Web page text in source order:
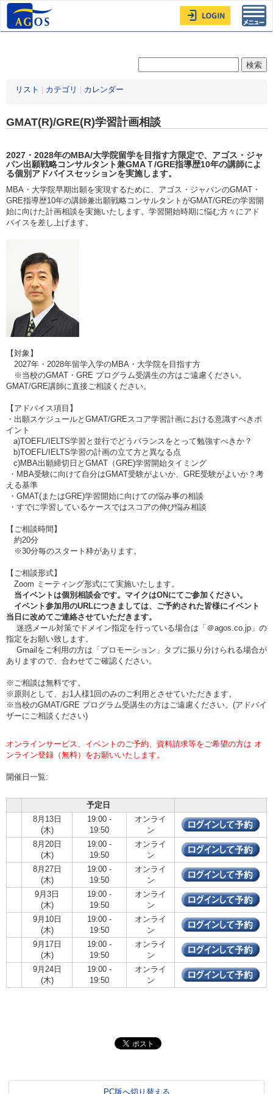
リスト カテゴリ カレンダー
GMAT(R)/GRE(R)学習計画相談
2027・2028年のMBA/大学院留学を目指す方限定で、アゴス・ジャ
パン出願戦略コンサルタント兼GMAＴ/GRE指導歴10年の講師によ
る個別アドバイスセッションを実施します。
MBA・大学院早期出願を実現するために、アゴス・ジャパンのGMAT・
GRE指導歴10年の講師兼出願戦略コンサルタントがGMAT/GREの学習開
始に向けた計画相談を実施いたします。学習開始時期に悩む方々にアド
バイスを差し上げます。
【対象】
2027年・2028年留学入学のMBA・大学院を目指す方
※当校のGMAT・GRE プログラム受講生の方はご遠慮ください。
GMAT/GRE講師に直接ご相談ください。
【アドバイス項目】
・出願スケジュールとGMAT/GREスコア学習計画における意識すべきポ
イント
a)TOEFL/IELTS学習と並行でどうバランスをとって勉強すべきか？
b)TOEFL/IELTS学習の計画の立て方と異なる点
c)MBA出願締切日とGMAT（GRE)学習開始タイミング
・MBA受験に向けて自分はGMAT受験がよいか、GRE受験がよいか？考
える基準
・GMAT(またはGRE)学習開始に向けての悩み事の相談
・すでに学習しているケースではスコアの伸び悩み相談
【ご相談時間】
約20分
※30分毎のスタート枠があります。
【ご相談形式】
Zoom ミーティング形式にて実施いたします。
当イベントは個別相談会です。マイクはONにてご参加ください。
イベント参加用のURLにつきましては、ご予約された皆様にイベント
当日に改めてご連絡させていただきます。
迷惑メール対策でドメイン指定を行っている場合は「＠agos.co.jp」の
指定をお願い致します。
Gmailをご利用の方は「プロモーション」タブに振り分けられる場合が
ありますので、合わせてご確認ください。
※ご相談は無料です。
※原則として、お1人様1回のみのご利用とさせていただきます。
※当校のGMAT/GRE プログラム受講生の方はご遠慮ください。(アドバイ
ザーにご相談ください)
オンラインサービス、イベントのご予約、資料請求等をご希望の方は オ
ンライン登録（無料）をお願いいたします。
開催日一覧:
予定日
8月13日
(木)
19:00 -
19:50
オンライ
ン
8月20日
(木)
19:00 -
19:50
オンライ
ン
8月27日
(木)
19:00 -
19:50
オンライ
ン
9月3日
(木)
19:00 -
19:50
オンライ
ン
9月10日
(木)
19:00 -
19:50
オンライ
ン
9月17日
(木)
19:00 -
19:50
オンライ
ン
9月24日
(木)
19:00 -
19:50
オンライ
ン
PC版へ切り替える